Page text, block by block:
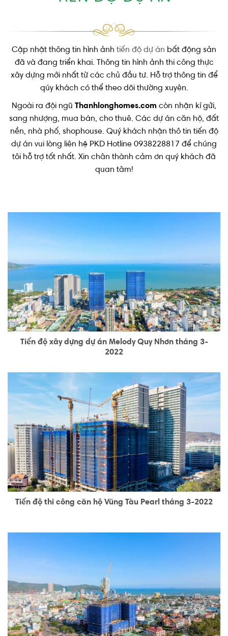
Cập nhật thông tin hình ảnh tiến độ dự án bất động sản
đã và đang triển khai. Thông tin hình ảnh thi công thực
xây dựng mới nhất từ các chủ đầu tư. Hỗ trợ thông tin để
qúy khách có thể theo dõi thường xuyên.
Ngoài ra đội ngũ Thanhlonghomes.com còn nhận kí gửi,
sang nhượng, mua bán, cho thuê. Các dự án căn hộ, đất
nền, nhà phố, shophouse. Quý khách nhận thô tin tiến độ
dự án vui lòng liên hệ PKD Hotline 0938228817 để chúng
tôi hỗ trợ tốt nhất. Xin chân thành cảm ơn quý khách đã
quan tâm!
Tiến độ xây dựng dự án Melody Quy Nhơn tháng 3-
2022
Tiến độ thi công căn hộ Vũng Tàu Pearl tháng 3-2022